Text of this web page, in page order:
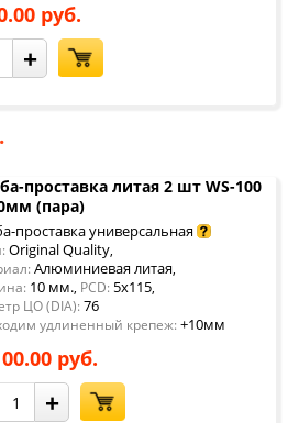
руб.
+
проставка литая 2 шт WS-100
(пара)
проставка универсальная
Original Quality,
Алюминиевая литая,
10 мм., PCD: 5x115,
ЦО (DIA): 76
удлиненный крепеж: +10мм
руб.
+